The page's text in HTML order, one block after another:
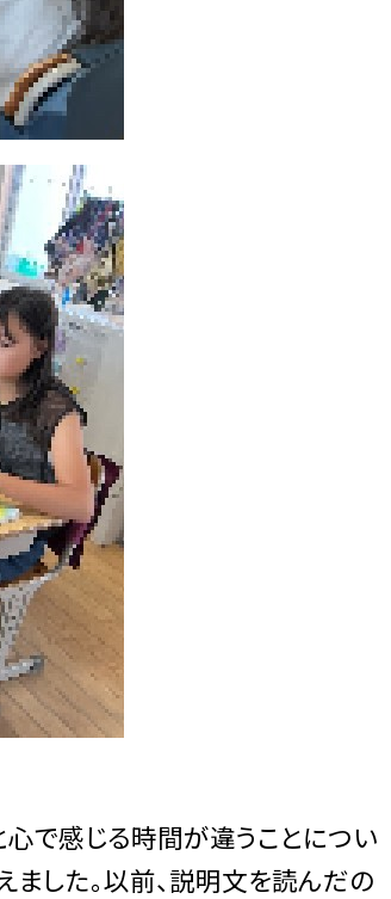
心で感じる時間が違うことについ
した。以前、説明文を読んだの